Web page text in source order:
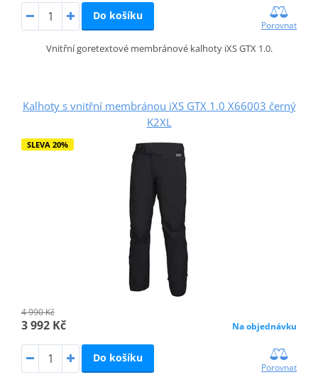
Do košíku
Porovnat
Vnitřní goretextové membránové kalhoty iXS GTX 1.0.
Kalhoty s vnitřní membránou iXS GTX 1.0 X66003 černý
K2XL
SLEVA 20%
4 990 Kč
3 992 Kč Na objednávku
Do košíku
Porovnat